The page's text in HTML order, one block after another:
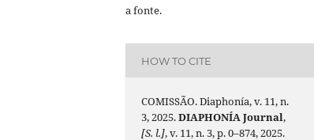
a fonte.
HOW TO CITE
COMISSÃO. Diaphonía, v. 11, n.
3, 2025.DIAPHONÍA Journal,
[S. l.], v. 11, n. 3, p. 0–874, 2025.